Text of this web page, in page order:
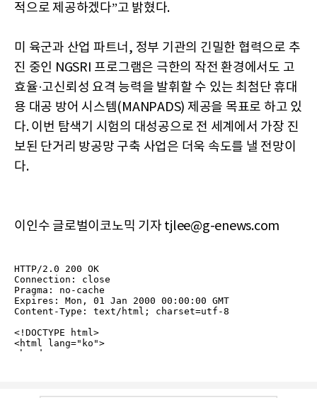
적으로 제공하겠다”고 밝혔다.
미 육군과 산업 파트너, 정부 기관의 긴밀한 협력으로 추
진 중인 NGSRI 프로그램은 극한의 작전 환경에서도 고
효율·고신뢰성 요격 능력을 발휘할 수 있는 최첨단 휴대
용 대공 방어 시스템(MANPADS) 제공을 목표로 하고 있
다. 이번 탐색기 시험의 대성공으로 전 세계에서 가장 진
보된 단거리 방공망 구축 사업은 더욱 속도를 낼 전망이
다.
이인수 글로벌이코노믹 기자 tjlee@g-enews.com